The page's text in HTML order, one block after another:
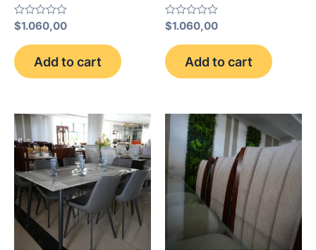
Rated
0
out
of
5
$1.060,00
Add to cart
Rated
0
out
of
5
$1.060,00
Add to cart